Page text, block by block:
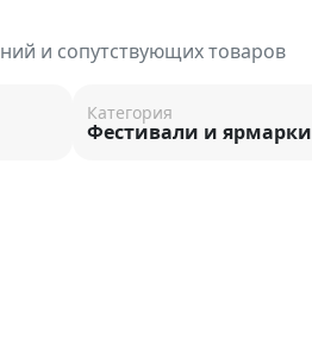
и сопутствующих товаров
Категория
Фестивали и ярмарки